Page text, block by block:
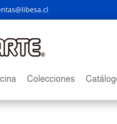
Colecciones